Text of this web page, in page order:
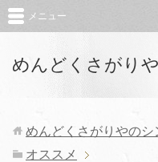
めんどくさがり
メニュー
めんどくさがりやのシ
オススメ